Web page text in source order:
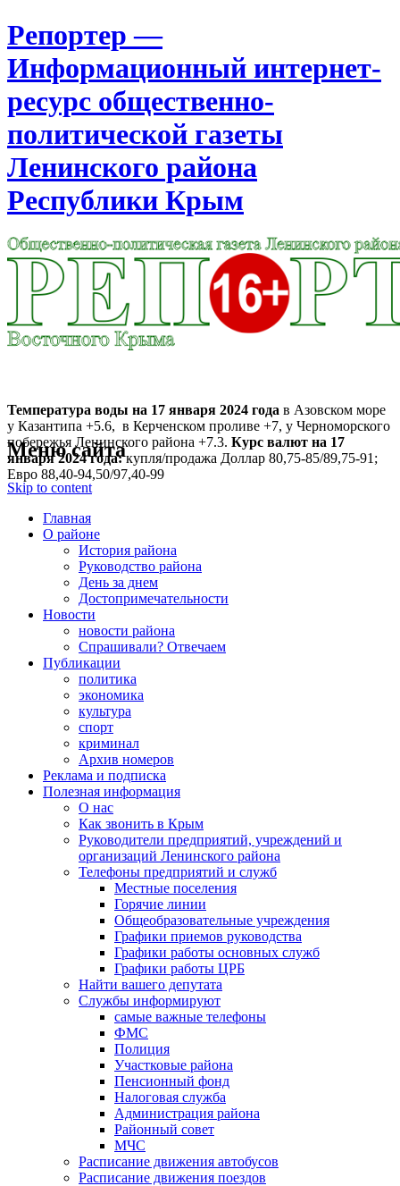
Репортер —
Информационный интернет-
ресурс общественно-
политической газеты
Ленинского района
Республики Крым
Температура воды на 17 января 2024 года в Азовском море
у Казантипа +5.6, в Керченском проливе +7, у Черноморского
побережья Ленинского района +7.3. Курс валют на 17
января 2024 года:купля/продажа Доллар 80,75-85/89,75-91;
Евро 88,40-94,50/97,40-99
Меню сайта
Skip to content
Главная
О районе
История района
Руководство района
День за днем
Достопримечательности
Новости
новости района
Спрашивали? Отвечаем
Публикации
политика
экономика
культура
спорт
криминал
Архив номеров
Реклама и подписка
Полезная информация
О нас
Как звонить в Крым
Руководители предприятий, учреждений и
организаций Ленинского района
Телефоны предприятий и служб
Местные поселения
Горячие линии
Общеобразовательные учреждения
Графики приемов руководства
Графики работы основных служб
Графики работы ЦРБ
Найти вашего депутата
Службы информируют
самые важные телефоны
ФМС
Полиция
Участковые района
Пенсионный фонд
Налоговая служба
Администрация района
Районный совет
МЧС
Расписание движения автобусов
Расписание движения поездов